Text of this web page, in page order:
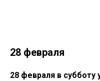
28 февраля
28 февраля в субботу